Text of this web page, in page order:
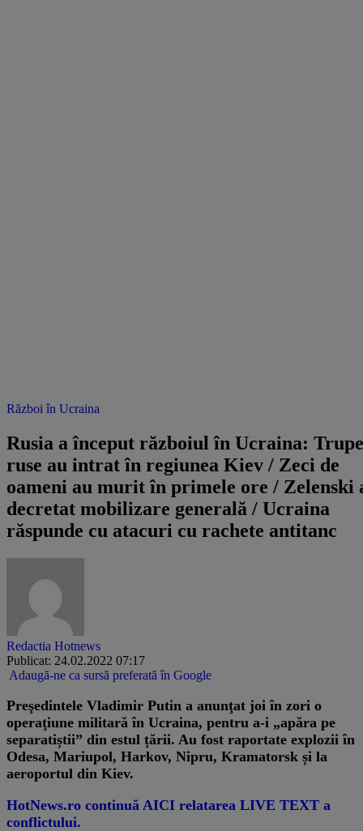
Război în Ucraina
Rusia a început războiul în Ucraina:
ruse au intrat în regiunea Kiev / Zeci de
oameni au murit în primele ore / Zelenski
decretat mobilizare generală / Ucraina
răspunde cu atacuri cu rachete antitanc
Redactia Hotnews
Publicat: 24.02.2022 07:17
Adaugă-ne ca sursă preferată în Google
Preşedintele Vladimir Putin a anunţat joi în zori o
operaţiune militară în Ucraina, pentru a-i „apăra pe
separatiștii” din estul țării. Au fost raportate explozii în
Odesa, Mariupol, Harkov, Nipru, Kramatorsk și la
aeroportul din Kiev.
HotNews.ro continuă AICI relatarea LIVE TEXT a
conflictului.